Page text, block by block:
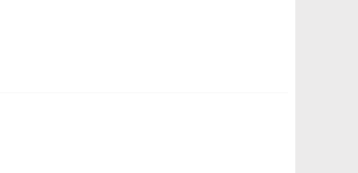
testikatse pausil, se_rallyWRC